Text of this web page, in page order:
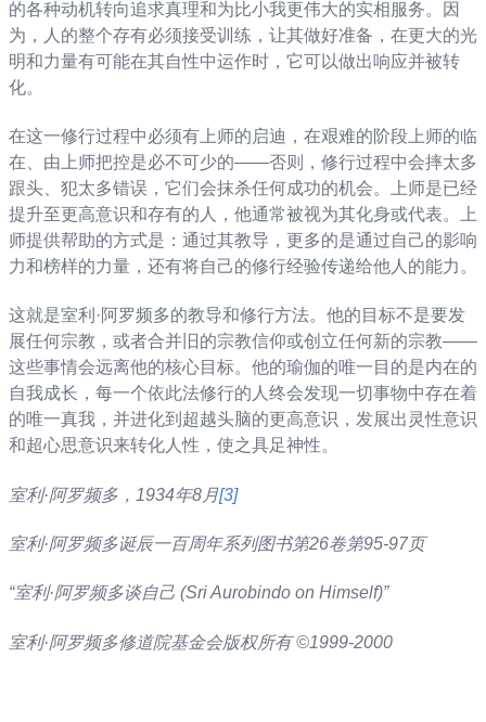
的各种动机转向追求真理和为比小我更伟大的实相服务。因
为，人的整个存有必须接受训练，让其做好准备，在更大的光
明和力量有可能在其自性中运作时，它可以做出响应并被转
化。
在这一修行过程中必须有上师的启迪，在艰难的阶段上师的临
在、由上师把控是必不可少的——否则，修行过程中会摔太多
跟头、犯太多错误，它们会抹杀任何成功的机会。上师是已经
提升至更高意识和存有的人，他通常被视为其化身或代表。上
师提供帮助的方式是：通过其教导，更多的是通过自己的影响
力和榜样的力量，还有将自己的修行经验传递给他人的能力。
这就是室利·阿罗频多的教导和修行方法。他的目标不是要发
展任何宗教，或者合并旧的宗教信仰或创立任何新的宗教——
这些事情会远离他的核心目标。他的瑜伽的唯一目的是内在的
自我成长，每一个依此法修行的人终会发现一切事物中存在着
的唯一真我，并进化到超越头脑的更高意识，发展出灵性意识
和超心思意识来转化人性，使之具足神性。
室利·阿罗频多， 1934年8 月[3]
室利·阿罗频多诞辰一百周年系列图书第26卷第95-97页
“室利·阿罗频多谈自己 (Sri Aurobindo on Himself)”
室利·阿罗频多修道院基金会版权所有 ©1999-2000